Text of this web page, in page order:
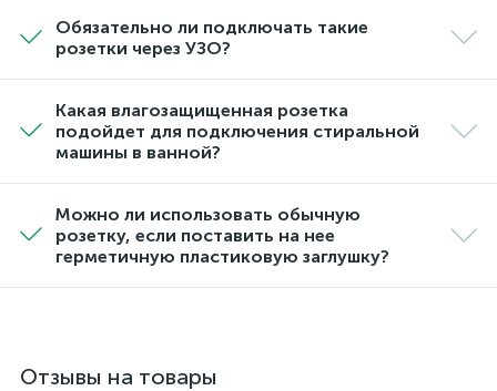
Обязательно ли подключать такие
розетки через УЗО?
Какая влагозащищенная розетка
подойдет для подключения стиральной
машины в ванной?
Можно ли использовать обычную
розетку, если поставить на нее
герметичную пластиковую заглушку?
Отзывы на товары